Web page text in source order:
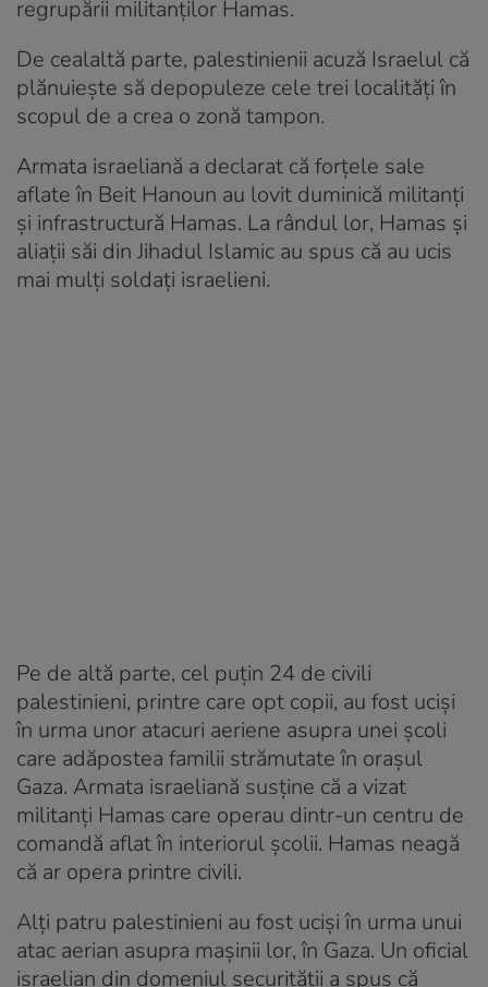
regrupării militanților Hamas.
De cealaltă parte, palestinienii acuză Israelul că
plănuiește să depopuleze cele trei localități în
scopul de a crea o zonă tampon.
Armata israeliană a declarat că forţele sale
aflate în Beit Hanoun au lovit duminică militanţi
și infrastructură Hamas. La rândul lor, Hamas şi
aliații săi din Jihadul Islamic au spus că au ucis
mai mulţi soldaţi israelieni.
Pe de altă parte, cel puțin 24 de civili
palestinieni, printre care opt copii, au fost uciși
în urma unor atacuri aeriene asupra unei școli
care adăpostea familii strămutate în orașul
Gaza. Armata israeliană susține că a vizat
militanţi Hamas care operau dintr-un centru de
comandă aflat în interiorul şcolii. Hamas neagă
că ar opera printre civili.
Alți patru palestinieni au fost uciși în urma unui
atac aerian asupra mașinii lor, în Gaza. Un oficial
israelian din domeniul securității a spus că